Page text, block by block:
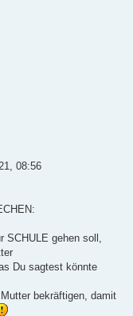
08:56
SCHULE gehen soll,
Du sagtest könnte
bekräftigen, damit